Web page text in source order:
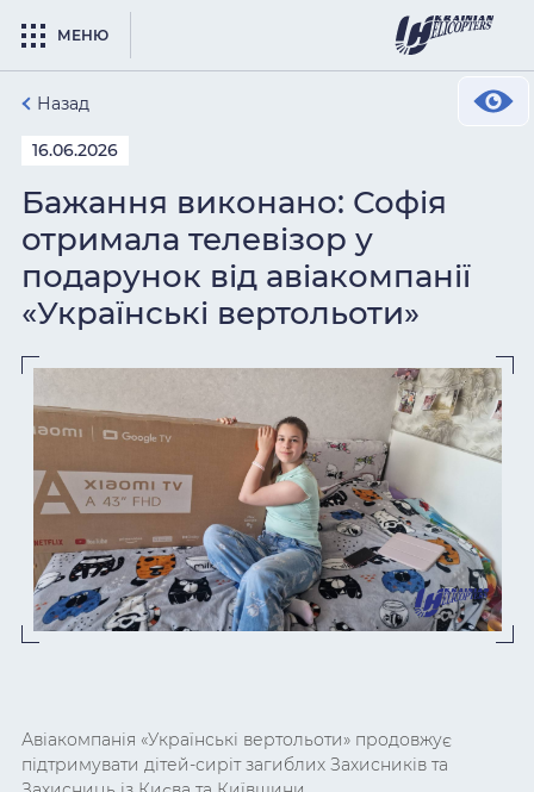
МЕНЮ
Назад
16.06.2026
Бажання виконано: Софія
отримала телевізор у
подарунок від авіакомпанії
«Українські вертольоти»
Авіакомпанія «Українські вертольоти» продовжує
підтримувати дітей-сиріт загиблих Захисників та